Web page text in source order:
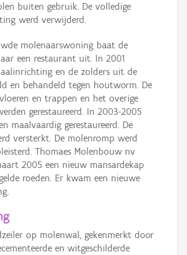
buiten gebruik. De volledige
werd verwijderd.
molenaarswoning baat de
een restaurant uit. In 2001
en de zolders uit de
en behandeld tegen houtworm. De
en trappen en het overige
gerestaureerd. In 2003-2005
maalvaardig gerestaureerd. De
versterkt. De molenromp werd
Thomaes Molenbouw nv
2005 een nieuw mansardekap
roeden. Er kwam een nieuwe
op molenwal, gekenmerkt door
en witgeschilderde